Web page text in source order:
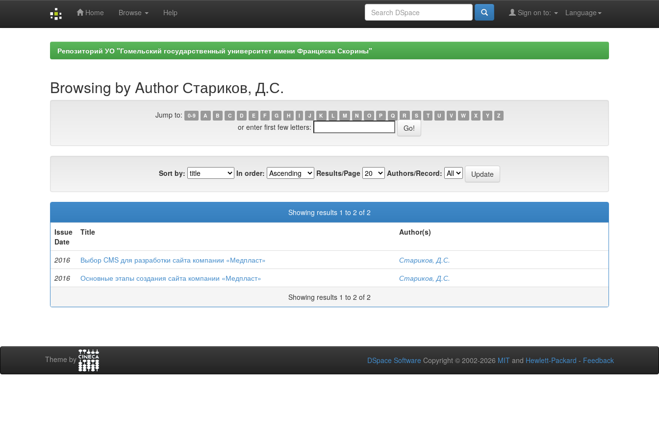
Home Browse Help Language
Sign on to:
Репозиторий УО "Гомельский государственный университет имени Франциска Скорины"
Browsing by Author Стариков, Д.С.
Jump to: 0-9 A B C D E F G H I J K L M N O P Q R S T U V W X Y Z
or enter first few letters:
Sort by: In order: Results/Page Authors/Record:
Showing results 1 to 2 of 2
Issue
Date
Title Author(s)
2016 Выбор CMS для разработки сайта компании «Медпласт»
Стариков, Д.С.
2016
Основные этапы создания сайта компании «Медпласт»
Стариков, Д.С.
Showing results 1 to 2 of 2
Theme by DSpace Software Copyright © 2002-2026 MIT and Hewlett-Packard - Feedback